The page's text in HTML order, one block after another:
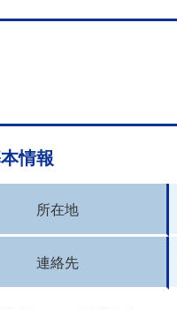
情報
所在地
連絡先